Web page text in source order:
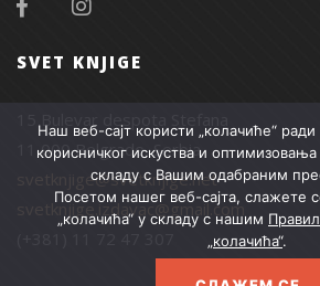
SVET KNJIGE
15 Bulevar despota Stefana
11 000 Belgrade, Serbia
svetknjige@svetknjige.net
svetknjige.izdavac@gmail.com
Наш веб-сајт користи „колачиће“
корисничког искуства и оптимизовања
складу с Вашим одабраним
Посетом нашег веб-сајта, слажете
„колачића“ у складу с нашим
„колачића“.